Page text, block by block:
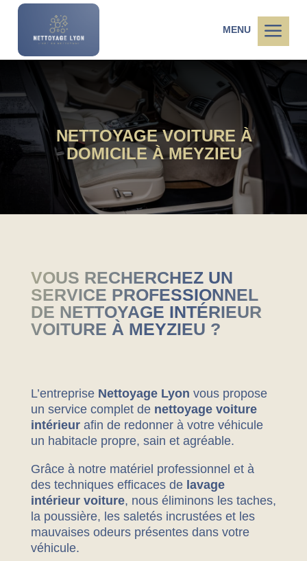
MENU a
NETTOYAGE VOITURE À
DOMICILE À MEYZIEU
VOUS RECHERCHEZ UN
SERVICE PROFESSIONNEL
DE NETTOYAGE INTÉRIEUR
VOITURE À MEYZIEU ?
L’entreprise Nettoyage Lyon vous propose
un service complet de nettoyage voiture
intérieurafin de redonner à votre véhicule
un habitacle propre, sain et agréable.
Grâce à notre matériel professionnel et à
des techniques efficaces de lavage
intérieur voiture, nous éliminons les taches,
la poussière, les saletés incrustées et les
mauvaises odeurs présentes dans votre
véhicule.